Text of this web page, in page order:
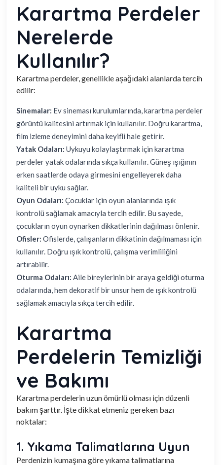
Karartma Perdeler
Nerelerde
Kullanılır?
Karartma perdeler, genellikle aşağıdaki alanlarda tercih
edilir:
Sinemalar: Ev sineması kurulumlarında, karartma perdeler
görüntü kalitesini artırmak için kullanılır. Doğru karartma,
film izleme deneyimini daha keyifli hale getirir.
Yatak Odaları: Uykuyu kolaylaştırmak için karartma
perdeler yatak odalarında sıkça kullanılır. Güneş ışığının
erken saatlerde odaya girmesini engelleyerek daha
kaliteli bir uyku sağlar.
Oyun Odaları: Çocuklar için oyun alanlarında ışık
kontrolü sağlamak amacıyla tercih edilir. Bu sayede,
çocukların oyun oynarken dikkatlerinin dağılması önlenir.
Ofisler: Ofislerde, çalışanların dikkatinin dağılmaması için
kullanılır. Doğru ışık kontrolü, çalışma verimliliğini
artırabilir.
Oturma Odaları: Aile bireylerinin bir araya geldiği oturma
odalarında, hem dekoratif bir unsur hem de ışık kontrolü
sağlamak amacıyla sıkça tercih edilir.
Karartma
Perdelerin Temizliği
ve Bakımı
Karartma perdelerin uzun ömürlü olması için düzenli
bakım şarttır. İşte dikkat etmeniz gereken bazı
noktalar:
1. Yıkama Talimatlarına Uyun
Perdenizin kumaşına göre yıkama talimatlarına